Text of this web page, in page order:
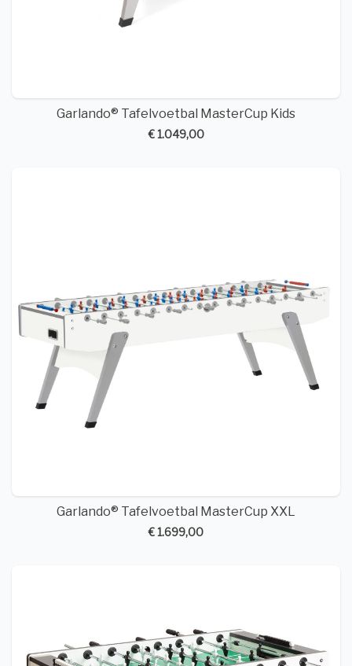
Garlando® Tafelvoetbal MasterCup Kids
€ 1.049,00
Garlando® Tafelvoetbal MasterCup XXL
€ 1.699,00